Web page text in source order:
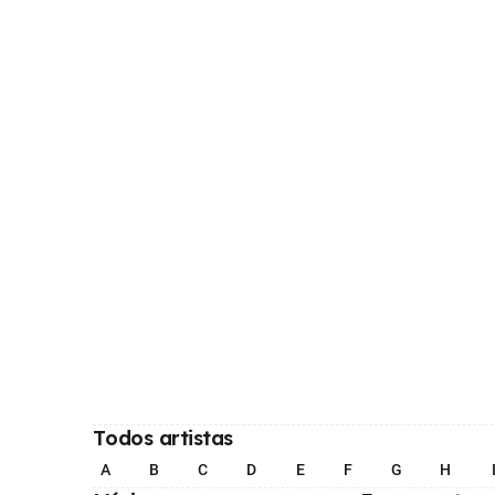
Todos artistas
A B C D E F G H I